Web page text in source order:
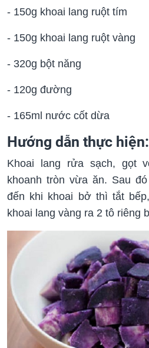
- 150g khoai lang ruột tím
- 150g khoai lang ruột vàng
- 320g bột năng
- 120g đường
- 165ml nước cốt dừa
Hướng dẫn thực hiện:
Khoai lang rửa sạch, gọt
khoanh tròn vừa ăn. Sau
đến khi khoai bở thì tắt
khoai lang vàng ra 2 tô riêng